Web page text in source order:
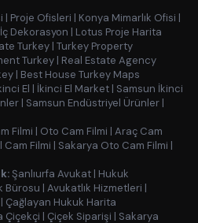
| Proje Ofisleri | Konya Mimarlık Ofisi |
Dekorasyon | Lotus Proje Harita
Turkey | Turkey Property
Turkey | Real Estate Agency
| Best House Turkey Maps
El | İkinci El Market | Samsun İkinci
| Samsun Endüstriyel Ürünler |
Filmi | Oto Cam Filmi | Araç Cam
Cam Filmi | Sakarya Oto Cam Filmi |
Şanlıurfa Avukat | Hukuk
Bürosu | Avukatlık Hizmetleri |
| Çağlayan Hukuk Harita
Çiçekçi | Çiçek Siparişi | Sakarya